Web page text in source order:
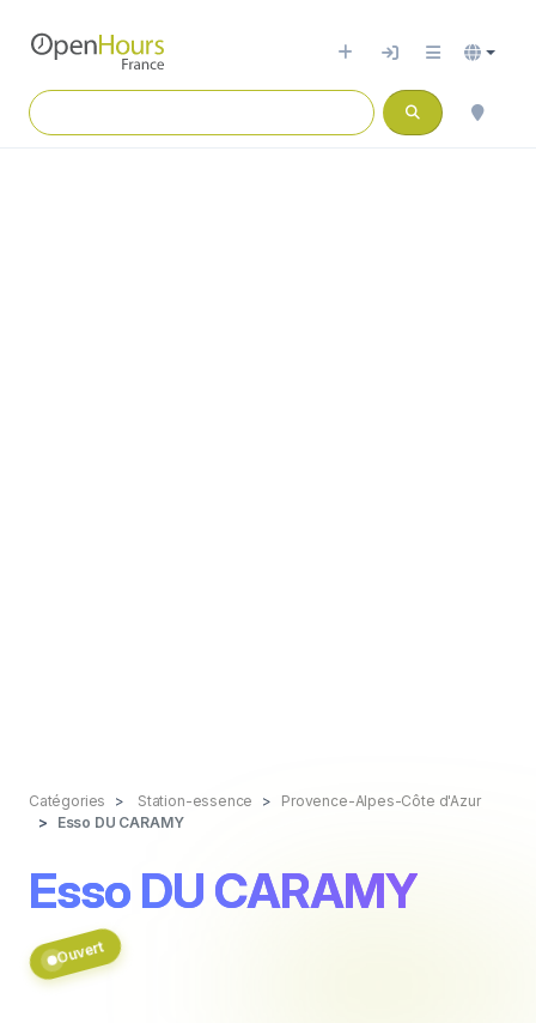
Catégories Station-essence
Provence-Alpes-Côte d'Azur
Esso DU CARAMY
Esso DU CARAMY
Ouvert